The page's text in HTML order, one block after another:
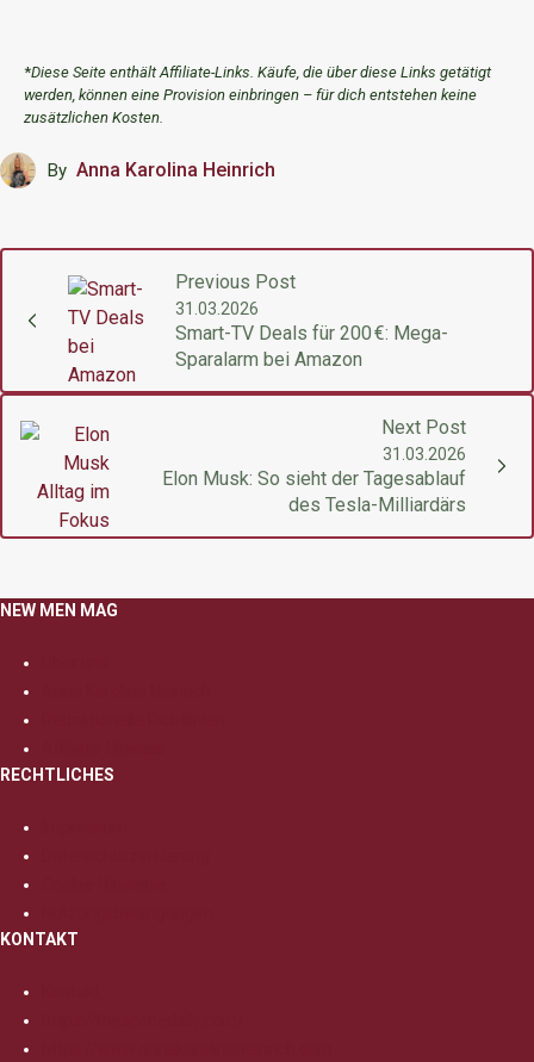
*Diese Seite enthält Affiliate-Links. Käufe, die über diese Links getätigt
werden, können eine Provision einbringen – für dich entstehen keine
zusätzlichen Kosten.
By Anna Karolina Heinrich
Previous Post
31.03.2026
Smart-TV Deals für 200 €: Mega-
Sparalarm bei Amazon
Next Post
31.03.2026
Elon Musk: So sieht der Tagesablauf
des Tesla-Milliardärs
NEW MEN MAG
RECHTLICHES
KONTAKT